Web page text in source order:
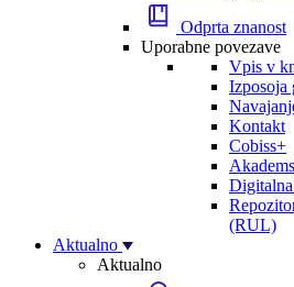
Odprta znanost
Uporabne povezave
Vpis v
Izposoja
Kontakt
Cobiss+
(RUL)
Aktualno
Aktualno